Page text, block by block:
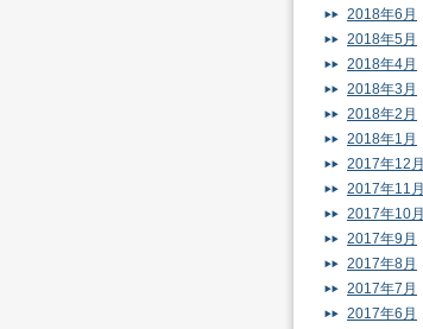
2018年6月
2018年5月
2018年4月
2018年3月
2018年2月
2018年1月
2017年12月
2017年11月
2017年10月
2017年9月
2017年8月
2017年7月
2017年6月